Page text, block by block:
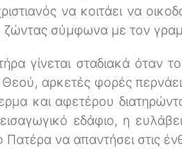
να κοιτάει να
ζώντας σύμφωνα με τον
γίνεται σταδιακά όταν
αρκετές φορές περνάει
και αφετέρου
εδάφιο, η
να απαντήσει στις